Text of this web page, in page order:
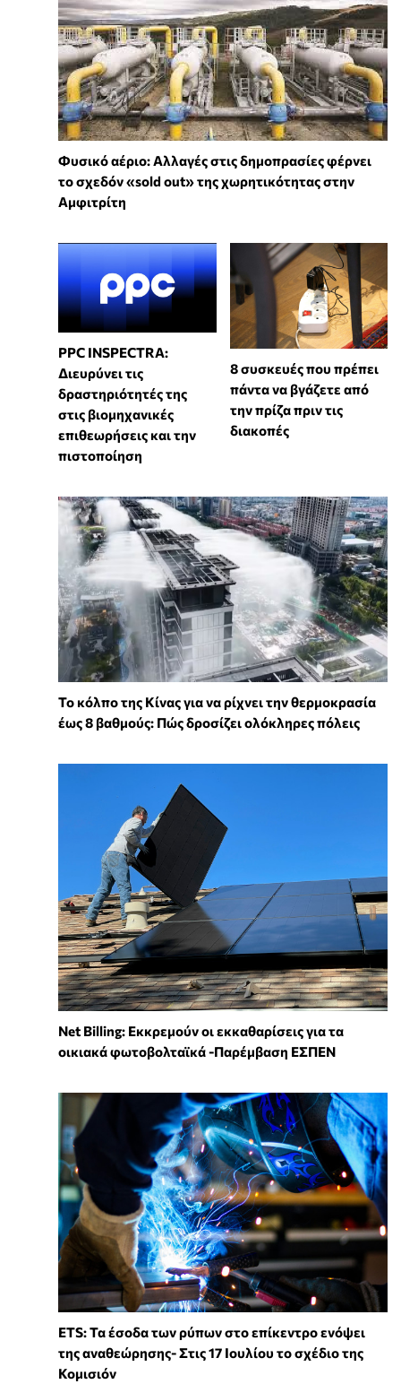
Φυσικό αέριο: Αλλαγές στις δημοπρασίες φέρνει
το σχεδόν «sold out» της χωρητικότητας στην
Αμφιτρίτη
PPC INSPECTRA:
Διευρύνει τις
δραστηριότητές της
στις βιομηχανικές
επιθεωρήσεις και την
πιστοποίηση
8 συσκευές που πρέπει
πάντα να βγάζετε από
την πρίζα πριν τις
διακοπές
Το κόλπο της Κίνας για να ρίχνει την θερμοκρασία
έως 8 βαθμούς: Πώς δροσίζει ολόκληρες πόλεις
Net Billing: Εκκρεμούν οι εκκαθαρίσεις για τα
οικιακά φωτοβολταϊκά -Παρέμβαση ΕΣΠΕΝ
ETS: Τα έσοδα των ρύπων στο επίκεντρο ενόψει
της αναθεώρησης- Στις 17 Ιουλίου το σχέδιο της
Κομισιόν